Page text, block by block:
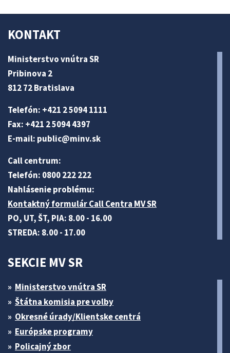
KONTAKT
Ministerstvo vnútra SR
Pribinova 2
812 72 Bratislava
Telefón: +421 2 5094 1111
Fax: +421 2 5094 4397
E-mail: public@minv.sk
Call centrum:
Telefón: 0800 222 222
Nahlásenie problému:
Kontaktný formulár Call Centra MV SR
PO, UT, ŠT, PIA: 8.00 - 16.00
STREDA: 8.00 - 17.00
SEKCIE MV SR
Ministerstvo vnútra SR
Štátna komisia pre volby
Okresné úrady/Klientske centrá
Európske programy
Policajný zbor